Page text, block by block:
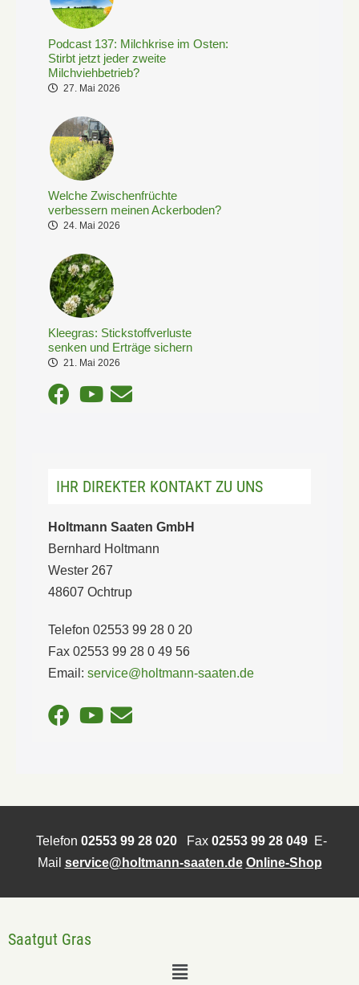
Podcast 137: Milchkrise im Osten:
Stirbt jetzt jeder zweite
Milchviehbetrieb?
27. Mai 2026
Welche Zwischenfrüchte
verbessern meinen Ackerboden?
24. Mai 2026
Kleegras: Stickstoffverluste
senken und Erträge sichern
21. Mai 2026
IHR DIREKTER KONTAKT ZU UNS
Holtmann Saaten GmbH
Bernhard Holtmann
Wester 267
48607 Ochtrup
Telefon 02553 99 28 0 20
Fax 02553 99 28 0 49 56
Email: service@holtmann-saaten.de
Telefon 02553 99 28 020Fax 02553 99 28 049E-
Mail service@holtmann-saaten.de Online-Shop
Saatgut Gras